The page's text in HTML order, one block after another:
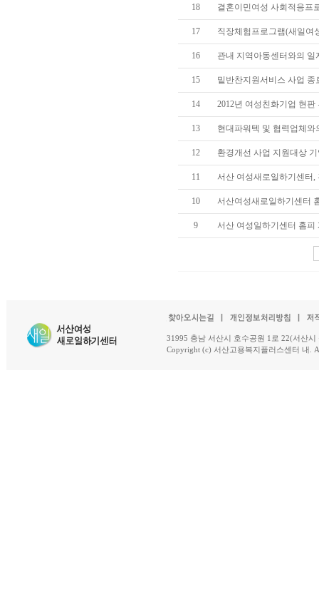
18 결혼이민여성 사회적응프
17 직장체험프로그램(새일여
16 관내 지역아동센터와의
15 밑반찬지원서비스 사업 종
14 2012년 여성친화기업 현판
13 현대파워텍 및 협력업체
12 환경개선 사업 지원대상
11 서산 여성새로일하기센터
10 서산여성새로일하기센터
9 서산 여성일하기센터 홈피
31995 충남 서산시 호수공원 1로 22(서산
Copyright (c) 서산고용복지플러스센터 내.